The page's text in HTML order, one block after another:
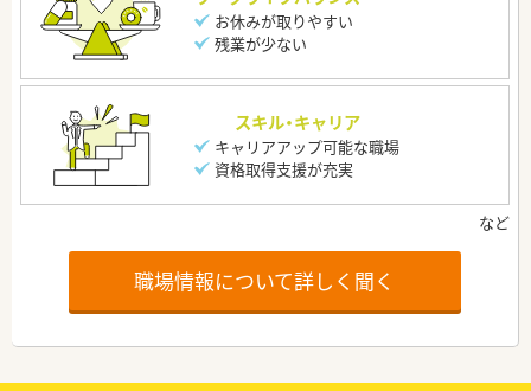
お休みが取りやすい
残業が少ない
スキル・キャリア
キャリアアップ可能な職場
資格取得支援が充実
職場情報について詳しく聞く